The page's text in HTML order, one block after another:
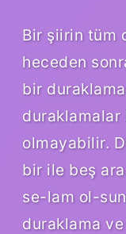
Bir şiirin tüm
heceden
bir
duraklamalar
olmayabilir.
bir ile beş
se-lam ol-
duraklama